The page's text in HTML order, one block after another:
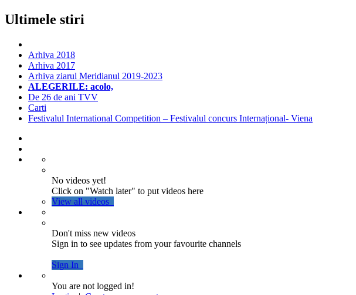
Ultimele stiri
Arhiva 2018
Arhiva 2017
Arhiva ziarul Meridianul 2019-2023
ALEGERILE: acolo,
De 26 de ani TVV
Carti
Festivalul International Competition – Festivalul concurs Internațional- Viena
No videos yet!
Click on "Watch later" to put videos here
View all videos
Don't miss new videos
Sign in to see updates from your favourite channels
Sign In
You are not logged in!